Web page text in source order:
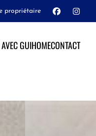
propriétaire
GUIHOMECONTACT